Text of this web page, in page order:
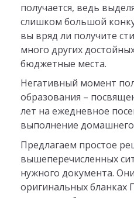
получается, ведь
слишком большой
вы вряд ли получите
много других
бюджетные места.
Негативный момент
образования –
лет на ежедневное
выполнение домашнего
Предлагаем простое
вышеперечисленных
нужного документа.
оригинальных бланках